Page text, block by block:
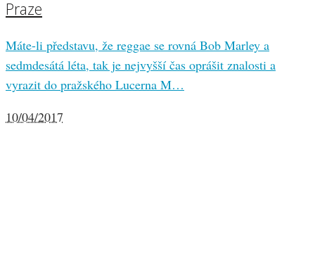
Praze
Máte-li představu, že reggae se rovná Bob Marley a
sedmdesátá léta, tak je nejvyšší čas oprášit znalosti a
vyrazit do pražského Lucerna M…
10/04/2017